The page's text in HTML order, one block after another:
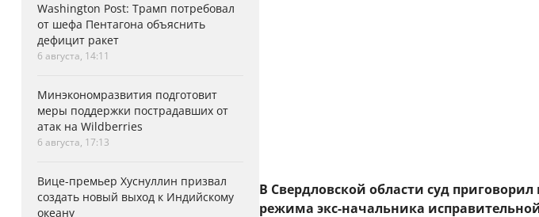
Washington Post: Трамп потребовал
от шефа Пентагона объяснить
дефицит ракет
6 августа, 14:11
Минэкономразвития подготовит
меры поддержки пострадавших от
атак на Wildberries
6 августа, 17:13
Вице-премьер Хуснуллин призвал
создать новый выход к Индийскому
океану
В Свердловской области суд приговорил
режима экс-начальника